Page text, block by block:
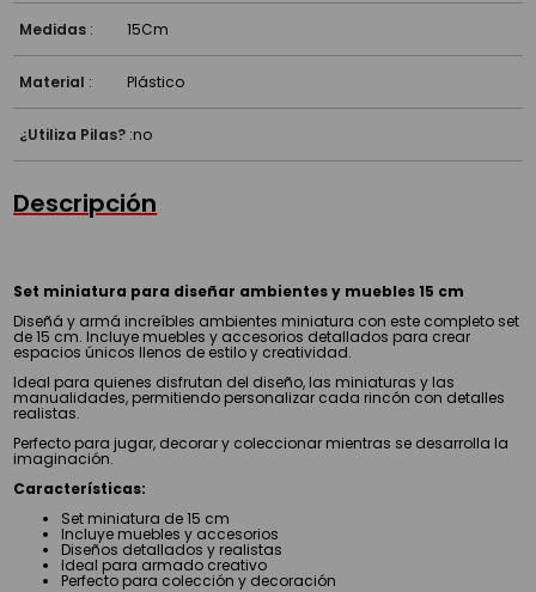
Medidas : 15Cm
Material : Plástico
¿Utiliza Pilas? :no
Descripción
Set miniatura para diseñar ambientes y muebles 15 cm
Diseñá y armá increíbles ambientes miniatura con este completo set
de 15 cm. Incluye muebles y accesorios detallados para crear
espacios únicos llenos de estilo y creatividad.
Ideal para quienes disfrutan del diseño, las miniaturas y las
manualidades, permitiendo personalizar cada rincón con detalles
realistas.
Perfecto para jugar, decorar y coleccionar mientras se desarrolla la
imaginación.
Características:
Set miniatura de 15 cm
Incluye muebles y accesorios
Diseños detallados y realistas
Ideal para armado creativo
Perfecto para colección y decoración